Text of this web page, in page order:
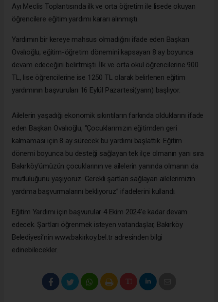
Ayı Meclis Toplantısında ilk ve orta öğretim ile lisede okuyan
öğrencilere eğitim yardımı kararı alınmıştı.
Yardımın bir kereye mahsus olmadığını ifade eden Başkan
Ovalıoğlu, eğitim-öğretim dönemini kapsayan 8 ay boyunca
devam edeceğini belirtmişti. İlk ve orta okul öğrencilerine 900
TL, lise öğrencilerine ise 1250 TL olarak belirlenen eğitim
yardımının başvuruları 16 Eylül Pazartesi(yarın) başlıyor.
Ailelerin yaşadığı ekonomik sıkıntıların farkında olduklarını ifade
eden Başkan Ovalıoğlu, “Çocuklarımızın eğitimden geri
kalmaması için 8 ay sürecek bu yardımı başlattık. Eğitim
dönemi boyunca bu desteği sağlayan tek ilçe olmanın yanı sıra
Bakırköy’ümüzün çocuklarının ve ailelerin yanında olmanın da
mutluluğunu yaşıyoruz. Gerekli şartları sağlayan ailelerimizin
yardıma başvurmalarını bekliyoruz” ifadelerini kullandı.
Eğitim Yardımı için başvurular 4 Ekim 2024’e kadar devam
edecek. Şartları öğrenmek isteyen vatandaşlar, Bakırköy
Belediyesi’nin www.bakirkoy.bel.tr adresinden bilgi
edinebilecekler.